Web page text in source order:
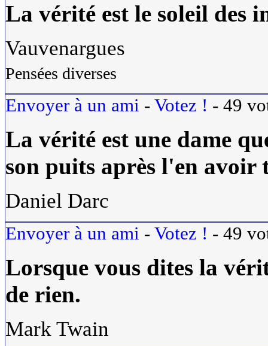
La vérité est le soleil des
Vauvenargues
Pensées diverses
Envoyer à un ami - Votez ! - 49
La vérité est une dame
son puits après l'en avoir
Daniel Darc
Envoyer à un ami - Votez ! - 49
Lorsque vous dites la
de rien.
Mark Twain